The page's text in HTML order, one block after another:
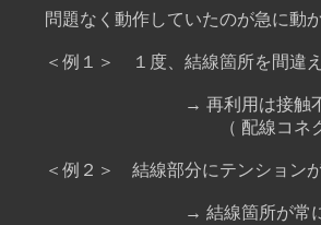
問題なく動作していたのが急に動か
＜例１＞ １度、結線箇所を間違えて
→ 再利用は接触不良の原因に
（ 配線コネク
＜例２＞ 結線部分にテンションがか
→ 結線箇所が常に引っ張られ